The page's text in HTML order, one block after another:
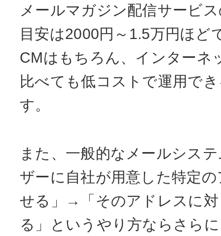
メールマガジン配信サービ
目安は2000円～1.5万円ほど
CMはもちろん、インターネ
比べても低コストで運用で
す。
また、一般的なメールシス
ザーに自社が用意した特定
せる」→「そのアドレスに対
る」というやり方ならさら